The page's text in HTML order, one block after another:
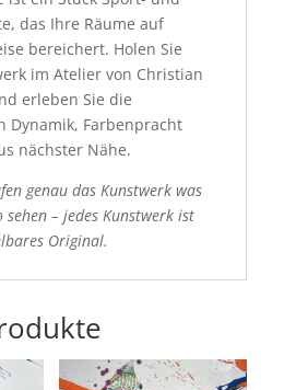
das Ihre Räume auf
bereichert. Holen Sie
im Atelier von Christian
erleben Sie die
Dynamik, Farbenpracht
nächster Nähe.
genau das Kunstwerk was
sehen – jedes Kunstwerk ist
Original.